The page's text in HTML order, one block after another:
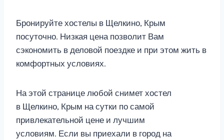
Бронируйте хостелы в Щелкино, Крым
посуточно. Низкая цена позволит Вам
сэкономить в деловой поездке и при этом жить в
комфортных условиях.
На этой странице любой снимет хостел
в Щелкино, Крым на сутки по самой
привлекательной цене и лучшим
условиям. Если вы приехали в город на